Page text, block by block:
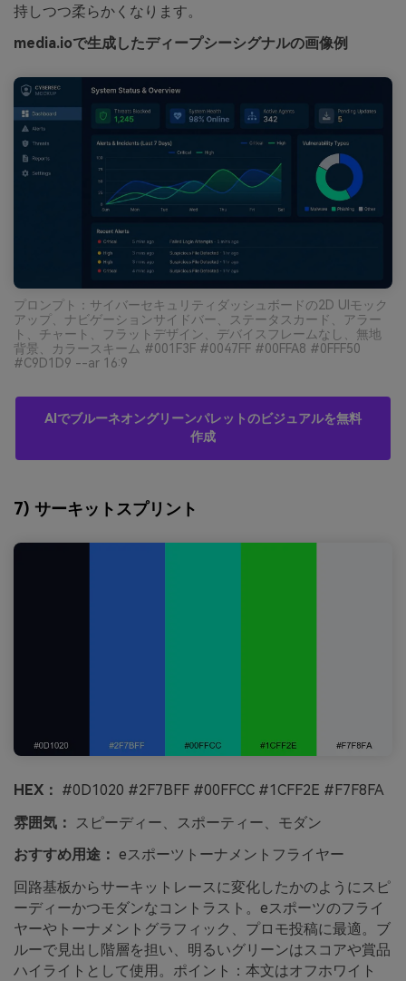
持しつつ柔らかくなります。
media.ioで生成したディープシーシグナルの画像例
プロンプト：サイバーセキュリティダッシュボードの2D UIモック
アップ、ナビゲーションサイドバー、ステータスカード、アラー
ト、チャート、フラットデザイン、デバイスフレームなし、無地
背景、カラースキーム #001F3F #0047FF #00FFA8 #0FFF50
#C9D1D9 --ar 16:9
AIでブルーネオングリーンパレットのビジュアルを無料
作成
7) サーキットスプリント
HEX： #0D1020 #2F7BFF #00FFCC #1CFF2E #F7F8FA
雰囲気：
スピーディー、スポーティー、モダン
おすすめ用途： eスポーツトーナメントフライヤー
回路基板からサーキットレースに変化したかのようにスピ
ーディーかつモダンなコントラスト。eスポーツのフライ
ヤーやトーナメントグラフィック、プロモ投稿に最適。ブ
ルーで見出し階層を担い、明るいグリーンはスコアや賞品
ハイライトとして使用。ポイント：本文はオフホワイト